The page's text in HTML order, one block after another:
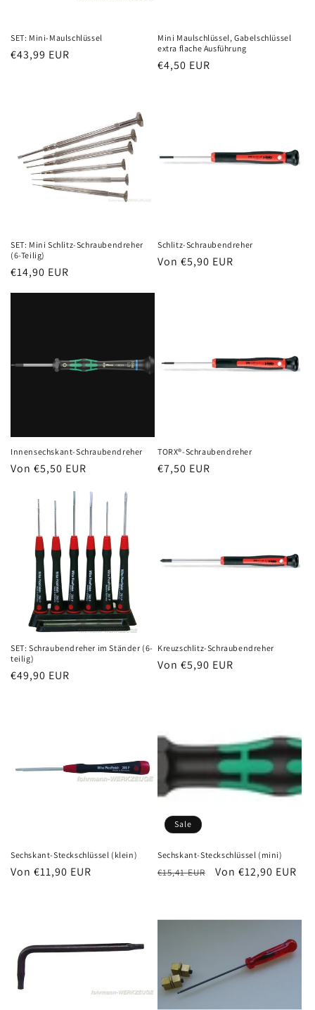
SET: Mini-Maulschlüssel
Normaler
€43,99 EUR
Mini Maulschlüssel, Gabelschlüssel
extra flache Ausführung
Normaler
€4,50 EUR
SET: Mini Schlitz-Schraubendreher
(6-Teilig)
Normaler
€14,90 EUR
Schlitz-Schraubendreher
Normaler
Von €5,90 EUR
Innensechskant-Schraubendreher
Normaler
Von €5,50 EUR
TORX®-Schraubendreher
Normaler
€7,50 EUR
SET: Schraubendreher im Ständer (6-
teilig)
Normaler
€49,90 EUR
Kreuzschlitz-Schraubendreher
Normaler
Von €5,90 EUR
Sechskant-Steckschlüssel (klein)
Normaler
Von €11,90 EUR
Sale
Sechskant-Steckschlüssel (mini)
Normaler
€15,41 EUR Verkaufspreis
Von €12,90 EUR